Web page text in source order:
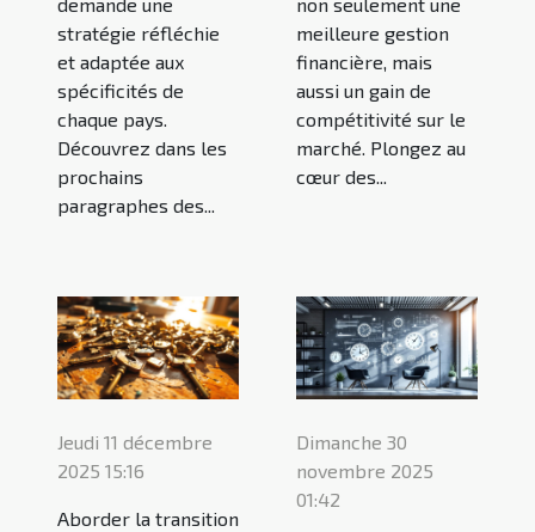
stratégie réfléchie
et adaptée aux
spécificités de
chaque pays.
Découvrez dans les
prochains
paragraphes des...
meilleure gestion
financière, mais
aussi un gain de
compétitivité sur le
marché. Plongez au
cœur des...
Jeudi 11 décembre
2025 15:16
Aborder la transition
Dimanche 30
novembre 2025
01:42